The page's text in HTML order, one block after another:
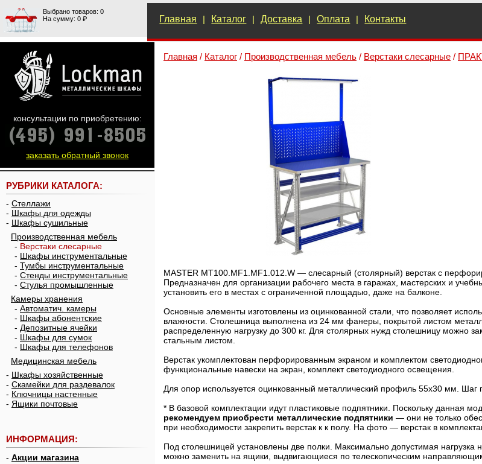
Выбрано товаров: 0
На сумму: 0 ₽
Главная | Каталог | Доставка | Оплата | Контакты
Главная / Каталог / Производственная мебель / Верстаки слесарные /
MASTER MT100.MF1.MF1.012.W — слесарный (столярный) верстак с
Предназначен для организации рабочего места в гаражах, мастерских и
установить его в местах с ограниченной площадью, даже на балконе.
Основные элементы изготовлены из оцинкованной стали, что позволяет
влажности. Столешница выполнена из 24 мм фанеры, покрытой листом
распределенную нагрузку до 300 кг. Для столярных нужд столешницу можно
стальным листом.
Верстак укомплектован перфорированным экраном и комплектом
функциональные навески на экран, комплект светодиодного освещения.
Для опор используется оцинкованный металлический профиль 55х30 мм.
* В базовой комплектации идут пластиковые подпятники. Поскольку данная
рекомендуем приобрести металлические подпятники — они не только
при необходимости закрепить верстак к к полу. На фото — верстак в
Под столешницей установлены две полки. Максимально допустимая нагрузка
можно заменить на ящики, выдвигающиеся по телескопическим
консультации по приобретению:
заказать обратный звонок
РУБРИКИ КАТАЛОГА:
- Стеллажи
- Шкафы для одежды
- Шкафы сушильные
Производственная мебель
- Верстаки слесарные
- Шкафы инструментальные
- Тумбы инструментальные
- Стенды инструментальные
- Стулья промышленные
Камеры хранения
- Автоматич. камеры
- Шкафы абонентские
- Депозитные ячейки
- Шкафы для сумок
- Шкафы для телефонов
Медицинская мебель
- Шкафы хозяйственные
- Скамейки для раздевалок
- Ключницы настенные
- Ящики почтовые
ИНФОРМАЦИЯ:
- Акции магазина